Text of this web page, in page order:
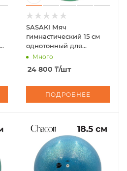
SASAKI Мяч
гимнастический 15 см
однотонный для
юниоров M-20C
Много
24 800 ₸/шт
ПОДРОБНЕЕ